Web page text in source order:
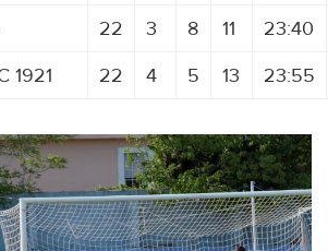
22 3 8 11
23:40
1921 22 4 5 13 23:55